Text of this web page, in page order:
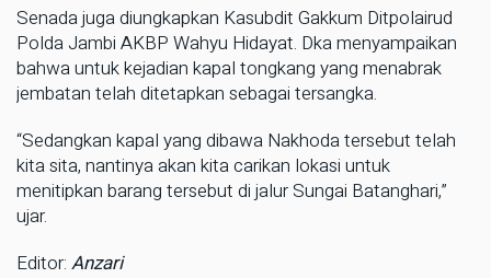
Senada juga diungkapkan Kasubdit Gakkum Ditpolairud
Polda Jambi AKBP Wahyu Hidayat. Dka menyampaikan
bahwa untuk kejadian kapal tongkang yang menabrak
jembatan telah ditetapkan sebagai tersangka.
“Sedangkan kapal yang dibawa Nakhoda tersebut telah
kita sita, nantinya akan kita carikan lokasi untuk
menitipkan barang tersebut di jalur Sungai Batanghari,”
ujar.
Editor: Anzari